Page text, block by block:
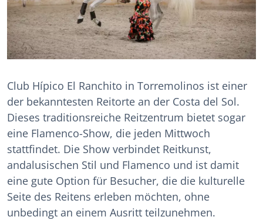
Club Hípico El Ranchito in Torremolinos ist einer
der bekanntesten Reitorte an der Costa del Sol.
Dieses traditionsreiche Reitzentrum bietet sogar
eine Flamenco-Show, die jeden Mittwoch
stattfindet. Die Show verbindet Reitkunst,
andalusischen Stil und Flamenco und ist damit
eine gute Option für Besucher, die die kulturelle
Seite des Reitens erleben möchten, ohne
unbedingt an einem Ausritt teilzunehmen.